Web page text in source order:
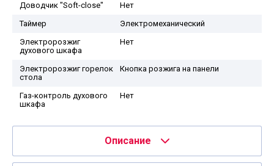
Доводчик "Soft-close"
Нет
Таймер
Электромеханический
Электророзжиг
духового шкафа
Нет
Электророзжиг горелок
стола
Кнопка розжига на панели
Газ-контроль духового
шкафа
Нет
Описание